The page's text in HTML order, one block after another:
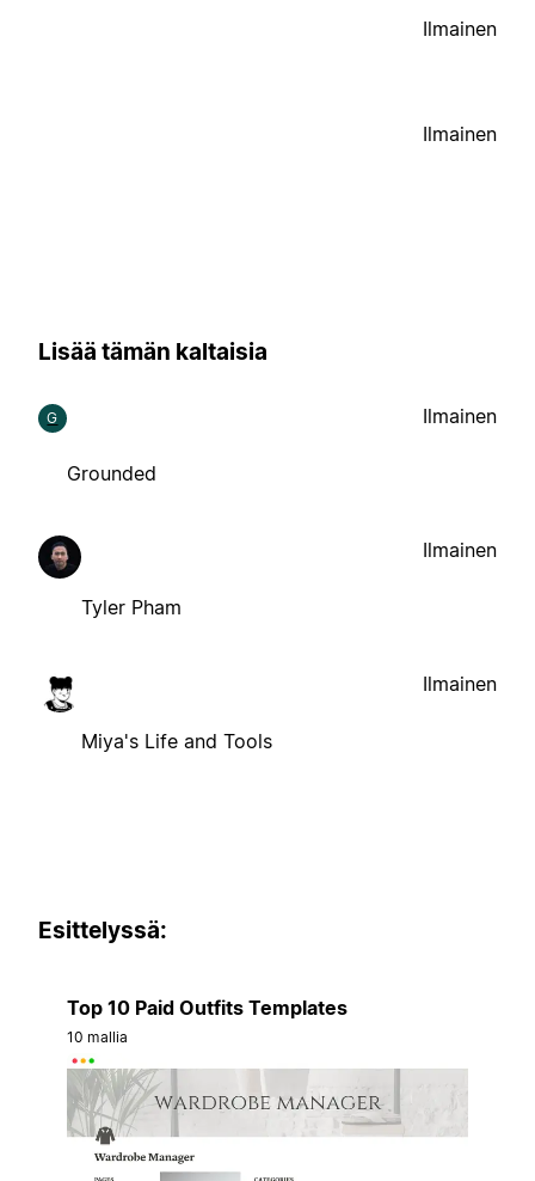
Ilmainen
Ilmainen
Lisää tämän kaltaisia
G
Grounded
Ilmainen
Tyler Pham
Ilmainen
Miya's Life and Tools
Ilmainen
Esittelyssä:
Top 10 Paid Outfits Templates
10 mallia